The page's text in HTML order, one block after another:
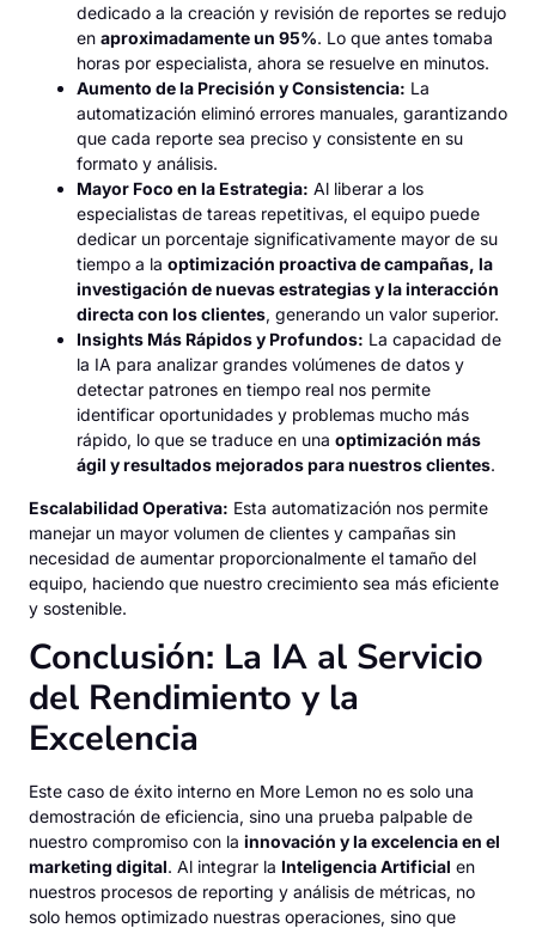
dedicado a la creación y revisión de reportes se redujo
en aproximadamente un 95%. Lo que antes tomaba
horas por especialista, ahora se resuelve en minutos.
Aumento de la Precisión y Consistencia: La
automatización eliminó errores manuales, garantizando
que cada reporte sea preciso y consistente en su
formato y análisis.
Mayor Foco en la Estrategia: Al liberar a los
especialistas de tareas repetitivas, el equipo puede
dedicar un porcentaje significativamente mayor de su
tiempo a la optimización proactiva de campañas, la
investigación de nuevas estrategias y la interacción
directa con los clientes, generando un valor superior.
Insights Más Rápidos y Profundos: La capacidad de
la IA para analizar grandes volúmenes de datos y
detectar patrones en tiempo real nos permite
identificar oportunidades y problemas mucho más
rápido, lo que se traduce en una optimización más
ágil y resultados mejorados para nuestros clientes.
Escalabilidad Operativa: Esta automatización nos permite
manejar un mayor volumen de clientes y campañas sin
necesidad de aumentar proporcionalmente el tamaño del
equipo, haciendo que nuestro crecimiento sea más eficiente
y sostenible.
Conclusión: La IA al Servicio
del Rendimiento y la
Excelencia
Este caso de éxito interno en More Lemon no es solo una
demostración de eficiencia, sino una prueba palpable de
nuestro compromiso con la innovación y la excelencia en el
marketing digital. Al integrar la Inteligencia Artificial en
nuestros procesos de reporting y análisis de métricas, no
solo hemos optimizado nuestras operaciones, sino que